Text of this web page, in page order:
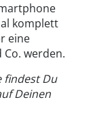
komplett
eine
Co. werden.
findest Du
Deinen